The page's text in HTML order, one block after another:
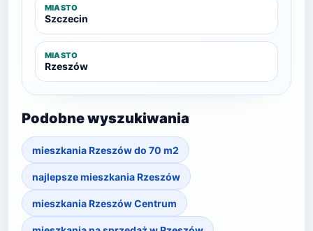
MIASTO
Szczecin
MIASTO
Rzeszów
Podobne wyszukiwania
mieszkania Rzeszów do 70 m2
najlepsze mieszkania Rzeszów
mieszkania Rzeszów Centrum